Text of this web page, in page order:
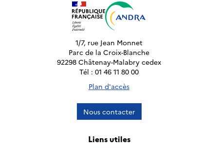
1/7, rue Jean Monnet
Parc de la Croix-Blanche
92298 Châtenay-Malabry cedex
Tél : 01 46 11 80 00
Plan d'accès
Nous contacter
Liens utiles